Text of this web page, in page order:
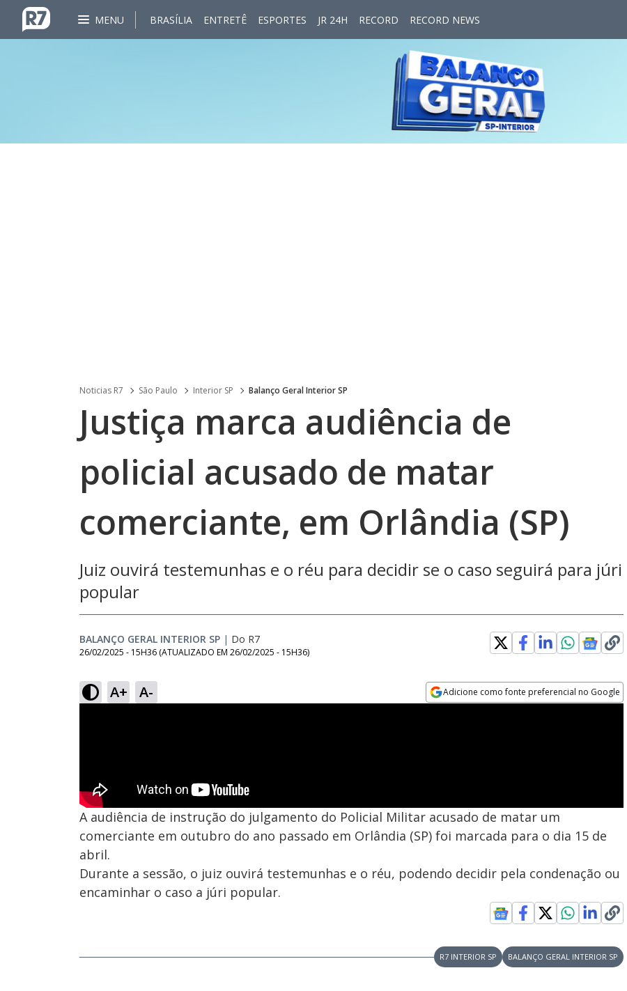
MENU BRASÍLIA ENTRETÊ ESPORTES JR 24H RECORD RECORD NEWS
Noticias R7 São Paulo Interior SP Balanço Geral Interior SP
Justiça marca audiência de
policial acusado de matar
comerciante, em Orlândia (SP)
Juiz ouvirá testemunhas e o réu para decidir se o caso seguirá para júri
popular
BALANÇO GERAL INTERIOR SP | Do R7
26/02/2025 - 15H36 (ATUALIZADO EM 26/02/2025 - 15H36)
A+ A- Adicione como fonte preferencial no Google
A audiência de instrução do julgamento do Policial Militar acusado de matar um
comerciante em outubro do ano passado em Orlândia (SP) foi marcada para o dia 15 de
abril.
Durante a sessão, o juiz ouvirá testemunhas e o réu, podendo decidir pela condenação ou
encaminhar o caso a júri popular.
R7 INTERIOR SP BALANÇO GERAL INTERIOR SP